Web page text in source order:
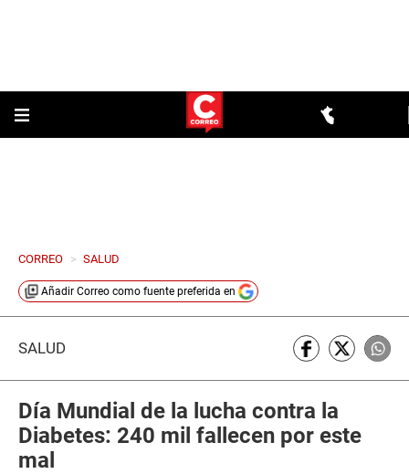
CORREO > SALUD
Añadir Correo como fuente preferida en
SALUD
Día Mundial de la lucha contra la
Diabetes: 240 mil fallecen por este
mal